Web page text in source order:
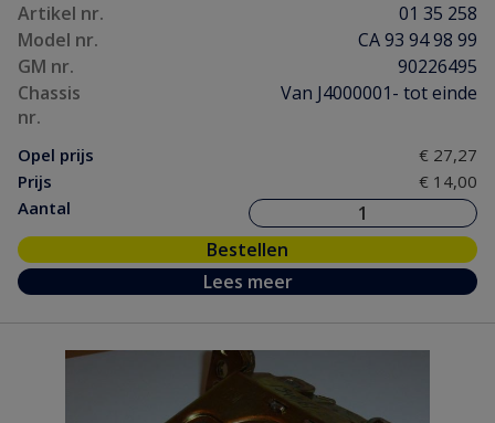
Artikel nr.
01 35 258
Model nr.
CA 93 94 98 99
GM nr.
90226495
Chassis
nr.
Van J4000001- tot einde
Opel prijs
€ 27,27
Prijs
€ 14,00
Aantal
Bestellen
Lees meer